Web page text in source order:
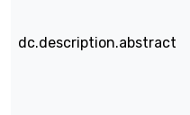
dc.description.abstract